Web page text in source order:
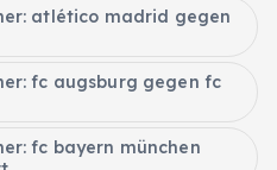
atlético madrid gegen
fc augsburg gegen fc
fc bayern münchen